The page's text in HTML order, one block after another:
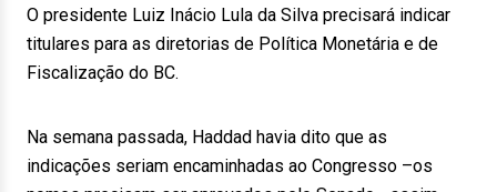
O presidente Luiz Inácio Lula da Silva precisará indicar
titulares para as diretorias de Política Monetária e de
Fiscalização do BC.
Na semana passada, Haddad havia dito que as
indicações seriam encaminhadas ao Congresso –os